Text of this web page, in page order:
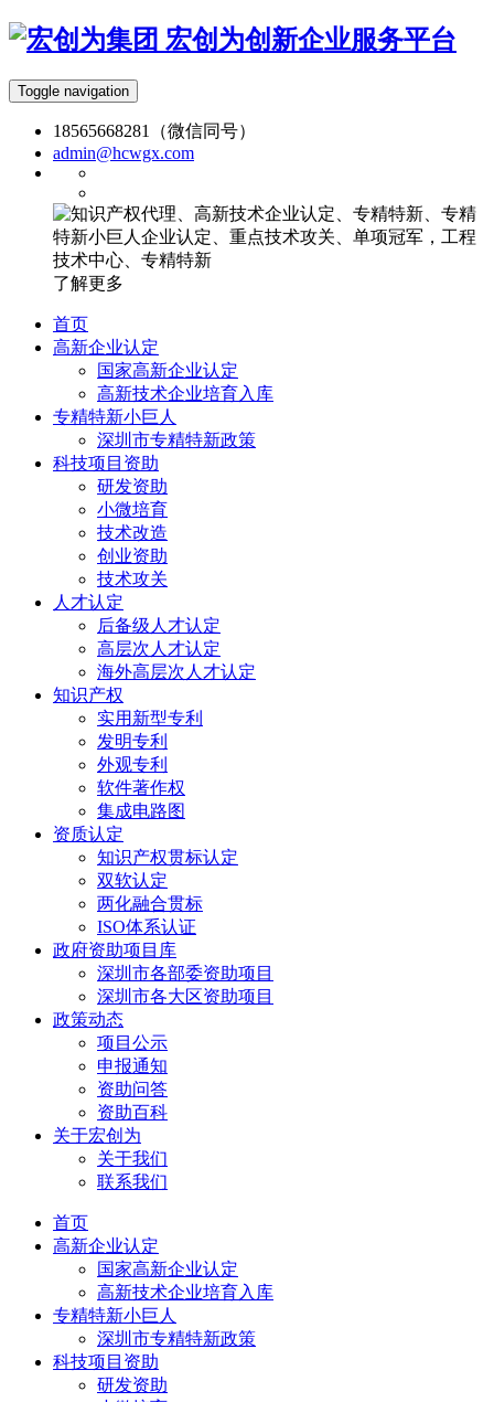
宏创为创新企业服务平台
Toggle navigation
18565668281（微信同号）
admin@hcwgx.com
了解更多
首页
高新企业认定
国家高新企业认定
高新技术企业培育入库
专精特新小巨人
深圳市专精特新政策
科技项目资助
研发资助
小微培育
技术改造
创业资助
技术攻关
人才认定
后备级人才认定
高层次人才认定
海外高层次人才认定
知识产权
实用新型专利
发明专利
外观专利
软件著作权
集成电路图
资质认定
知识产权贯标认定
双软认定
两化融合贯标
ISO体系认证
政府资助项目库
深圳市各部委资助项目
深圳市各大区资助项目
政策动态
项目公示
申报通知
资助问答
资助百科
关于宏创为
关于我们
联系我们
首页
高新企业认定
国家高新企业认定
高新技术企业培育入库
专精特新小巨人
深圳市专精特新政策
科技项目资助
研发资助